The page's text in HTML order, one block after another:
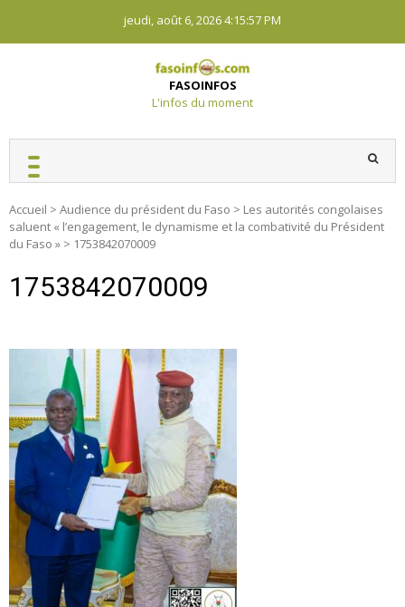
content
jeudi, août 6, 20264:15:58 PM
FASOINFOS
L'infos du moment
Accueil > Audience du président du Faso > Les autorités congolaises
saluent « l’engagement, le dynamisme et la combativité du Président
du Faso » > 1753842070009
1753842070009